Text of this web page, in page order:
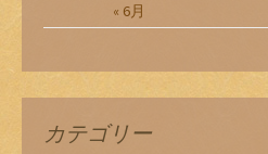
« 6月
カテゴリー